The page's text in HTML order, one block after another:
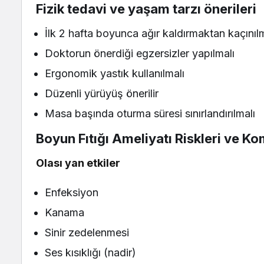
Fizik tedavi ve yaşam tarzı önerileri
İlk 2 hafta boyunca ağır kaldırmaktan
Doktorun önerdiği egzersizler yapılmalı
Ergonomik yastık kullanılmalı
Düzenli yürüyüş önerilir
Masa başında oturma süresi sınırlandırılmalı
Boyun Fıtığı Ameliyatı Riskleri ve
Olası yan etkiler
Enfeksiyon
Kanama
Sinir zedelenmesi
Ses kısıklığı (nadir)